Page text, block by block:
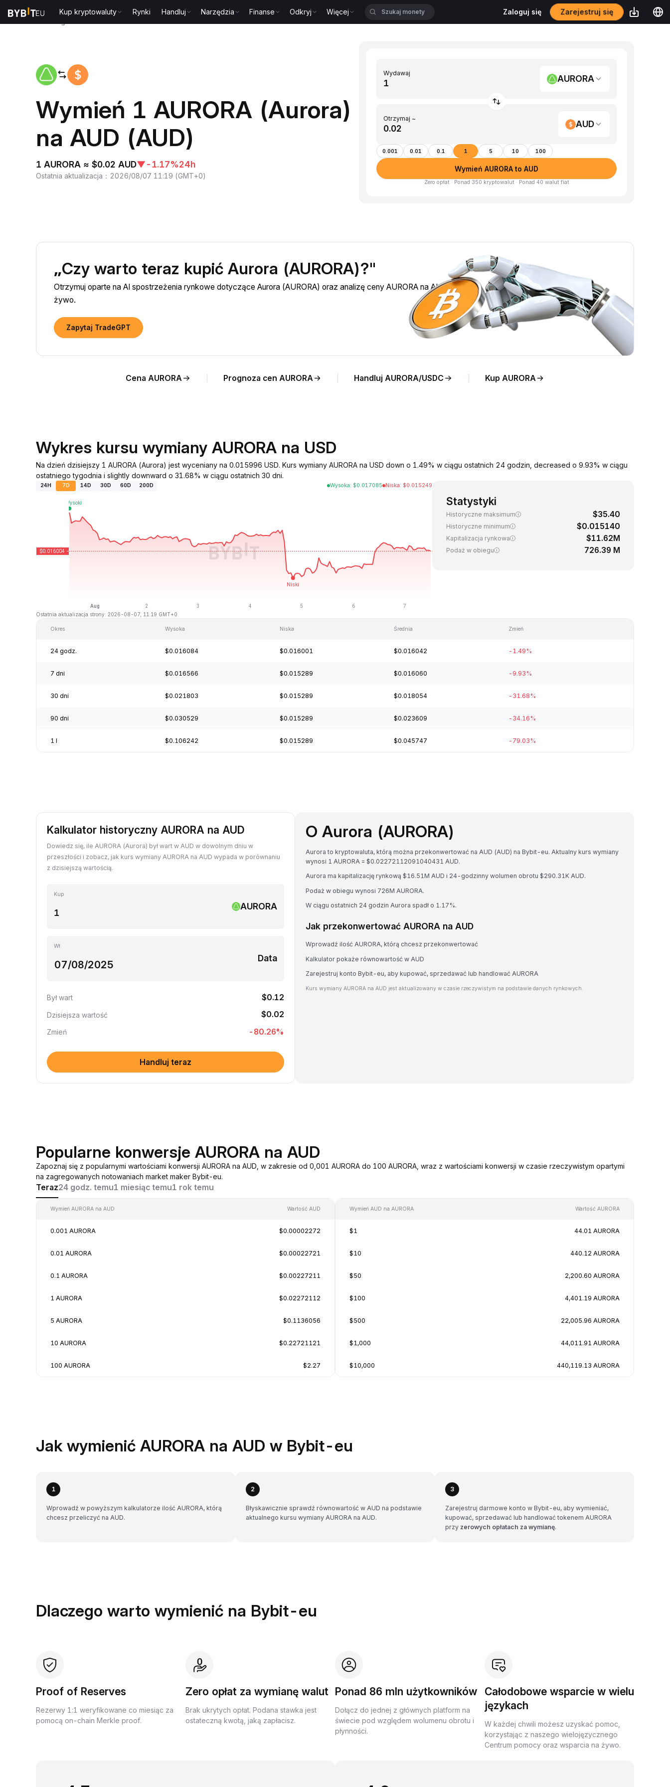
Kup kryptowaluty Rynki Handluj Narzędzia Finanse Odkryj Więcej Zaloguj się Zarejestruj się
Wymień 1 AURORA (Aurora)
na AUD (AUD)
1 AURORA ≈ $0.02 AUD▼-1.17%24h
Ostatnia aktualizacja ： 2026/08/07 11:19 (GMT+0)
Wydawaj
AURORA
Otrzymaj ~
AUD
0.001 0.01 0.1 1 5 10 100
Wymień AURORA to AUD
Zero opłat · Ponad 350 kryptowalut · Ponad 40 walut fiat
„Czy warto teraz kupić Aurora (AURORA)?"
Otrzymuj oparte na AI spostrzeżenia rynkowe dotyczące Aurora (AURORA) oraz analizę ceny AURORA na AUD na
żywo.
Zapytaj TradeGPT
Cena AURORA Prognoza cen AURORA Handluj AURORA/USDC Kup AURORA
Wykres kursu wymiany AURORA na USD
Na dzień dzisiejszy 1 AURORA (Aurora) jest wyceniany na 0.015996 USD. Kurs wymiany AURORA na USD down o 1.49% w ciągu ostatnich 24 godzin, decreased o 9.93% w ciągu
ostatniego tygodnia i slightly downward o 31.68% w ciągu ostatnich 30 dni.
24H 7D 14D 30D 60D 200D Wysoka: $0.017085 Niska: $0.015249
Ostatnia aktualizacja strony: 2026-08-07, 11:19 GMT+0
Statystyki
Historyczne maksimum $35.40
Historyczne minimum $0.015140
Kapitalizacja rynkowa $11.62M
Podaż w obiegu 726.39 M
Okres Wysoka Niska Średnia Zmień
24 godz. $0.016084 $0.016001 $0.016042 -1.49%
7 dni $0.016566 $0.015289 $0.016060 -9.93%
30 dni $0.021803 $0.015289 $0.018054 -31.68%
90 dni $0.030529 $0.015289 $0.023609 -34.16%
1 l $0.106242 $0.015289 $0.045747 -79.03%
Kalkulator historyczny AURORA na AUD
Dowiedz się, ile AURORA (Aurora) był wart w AUD w dowolnym dniu w
przeszłości i zobacz, jak kurs wymiany AURORA na AUD wypada w porównaniu
z dzisiejszą wartością.
Kup
AURORA
Wł.
Data
Był wart $0.12
Dzisiejsza wartość $0.02
Zmień -80.26%
Handluj teraz
O Aurora (AURORA)
Aurora to kryptowaluta, którą można przekonwertować na AUD (AUD) na Bybit-eu. Aktualny kurs wymiany
wynosi 1 AURORA = $0.02272112091040431 AUD.
Aurora ma kapitalizację rynkową $16.51M AUD i 24-godzinny wolumen obrotu $290.31K AUD.
Podaż w obiegu wynosi 726M AURORA.
W ciągu ostatnich 24 godzin Aurora spadł o 1.17%.
Jak przekonwertować AURORA na AUD
Wprowadź ilość AURORA, którą chcesz przekonwertować
Kalkulator pokaże równowartość w AUD
Zarejestruj konto Bybit-eu, aby kupować, sprzedawać lub handlować AURORA
Kurs wymiany AURORA na AUD jest aktualizowany w czasie rzeczywistym na podstawie danych rynkowych.
Popularne konwersje AURORA na AUD
Zapoznaj się z popularnymi wartościami konwersji AURORA na AUD, w zakresie od 0,001 AURORA do 100 AURORA, wraz z wartościami konwersji w czasie rzeczywistym opartymi
na zagregowanych notowaniach market maker Bybit-eu.
Teraz24 godz. temu1 miesiąc temu1 rok temu
Wymień AURORA na AUD Wartość AUD
0.001 AURORA $0.00002272
0.01 AURORA $0.00022721
0.1 AURORA $0.00227211
1 AURORA $0.02272112
5 AURORA $0.1136056
10 AURORA $0.22721121
100 AURORA $2.27
Wymień AUD na AURORA Wartość AURORA
$1 44.01 AURORA
$10 440.12 AURORA
$50 2,200.60 AURORA
$100 4,401.19 AURORA
$500 22,005.96 AURORA
$1,000 44,011.91 AURORA
$10,000 440,119.13 AURORA
Jak wymienić AURORA na AUD w Bybit-eu
1
Wprowadź w powyższym kalkulatorze ilość AURORA, którą
chcesz przeliczyć na AUD.
2
Błyskawicznie sprawdź równowartość w AUD na podstawie
aktualnego kursu wymiany AURORA na AUD.
3
Zarejestruj darmowe konto w Bybit-eu, aby wymieniać,
kupować, sprzedawać lub handlować tokenem AURORA
przy zerowych opłatach za wymianę.
Dlaczego warto wymienić na Bybit-eu
Proof of Reserves
Rezerwy 1:1 weryfikowane co miesiąc za
pomocą on-chain Merkle proof.
Zero opłat za wymianę walut
Brak ukrytych opłat. Podana stawka jest
ostateczną kwotą, jaką zapłacisz.
Ponad 86 mln użytkowników
Dołącz do jednej z głównych platform na
świecie pod względem wolumenu obrotu i
płynności.
Całodobowe wsparcie w wielu
językach
W każdej chwili możesz uzyskać pomoc,
korzystając z naszego wielojęzycznego
Centrum pomocy oraz wsparcia na żywo.